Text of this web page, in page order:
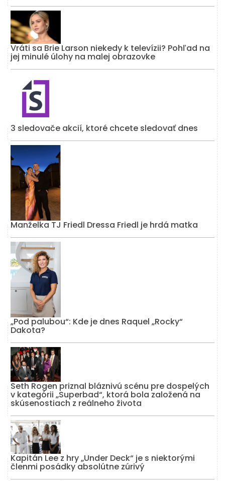
Vráti sa Brie Larson niekedy k televízii? Pohľad na
jej minulé úlohy na malej obrazovke
3 sledovače akcií, ktoré chcete sledovať dnes
Manželka TJ Friedl Dressa Friedl je hrdá matka
„Pod palubou“: Kde je dnes Raquel „Rocky“
Dakota?
Seth Rogen priznal bláznivú scénu pre dospelých
v kategórii „Superbad“, ktorá bola založená na
skúsenostiach z reálneho života
Kapitán Lee z hry „Under Deck“ je s niektorými
členmi posádky absolútne zúrivý